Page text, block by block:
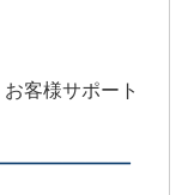
客様サポート